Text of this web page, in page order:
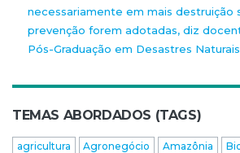
necessariamente em mais destruição
prevenção forem adotadas, diz
Pós-Graduação em Desastres Naturais
TEMAS ABORDADOS (TAGS)
agricultura Agronegócio Amazônia